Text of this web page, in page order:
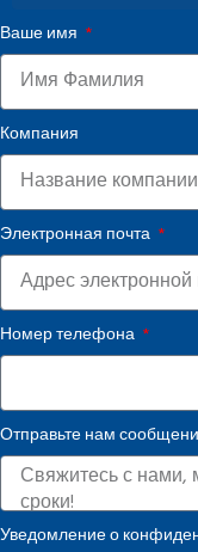
Ваше имя
Компания
Электронная почта
Номер телефона
Отправьте нам
Уведомление о